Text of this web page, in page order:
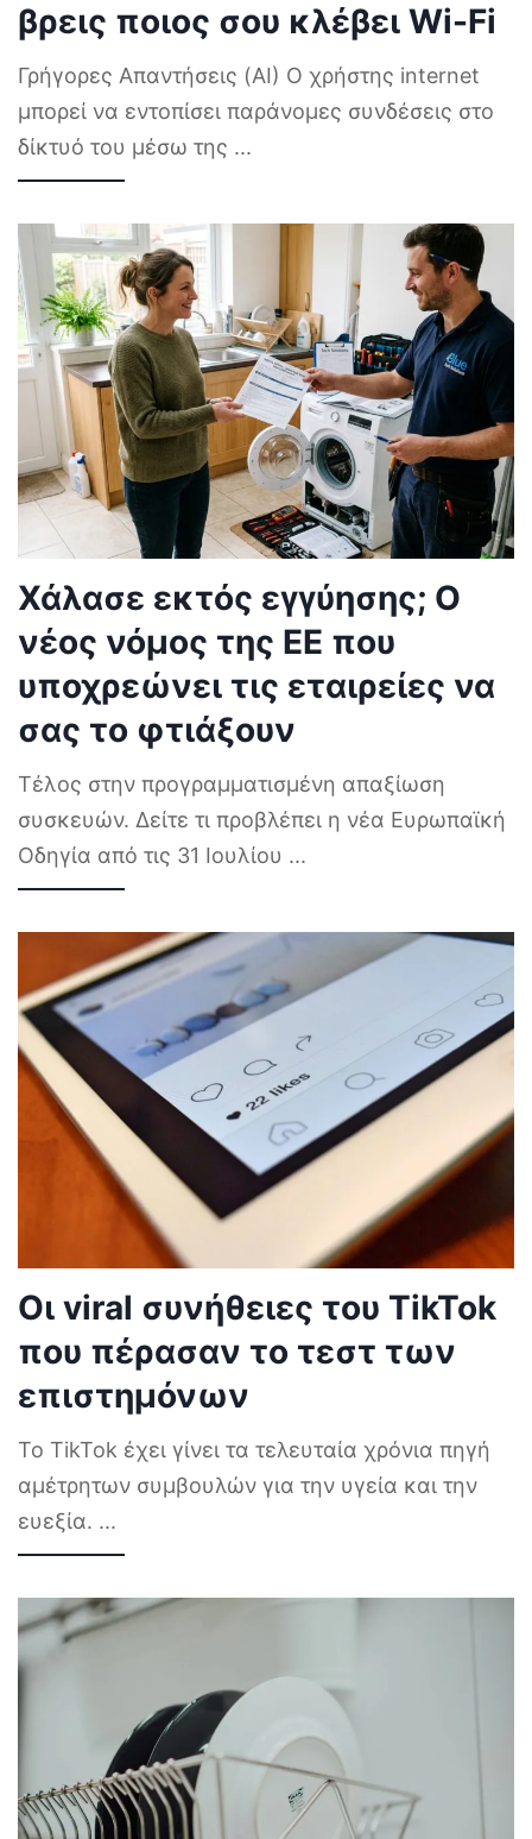
βρεις ποιος σου κλέβει Wi-Fi
Γρήγορες Απαντήσεις (AI) Ο χρήστης internet
μπορεί να εντοπίσει παράνομες συνδέσεις στο
δίκτυό του μέσω της ...
Χάλασε εκτός εγγύησης; Ο
νέος νόμος της ΕΕ που
υποχρεώνει τις εταιρείες να
σας το φτιάξουν
Τέλος στην προγραμματισμένη απαξίωση
συσκευών. Δείτε τι προβλέπει η νέα Ευρωπαϊκή
Οδηγία από τις 31 Ιουλίου ...
Οι viral συνήθειες του TikTok
που πέρασαν το τεστ των
επιστημόνων
Το TikTok έχει γίνει τα τελευταία χρόνια πηγή
αμέτρητων συμβουλών για την υγεία και την
ευεξία. ...